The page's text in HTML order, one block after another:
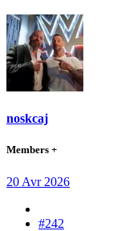
noskcaj
Members +
20 Avr 2026
#242